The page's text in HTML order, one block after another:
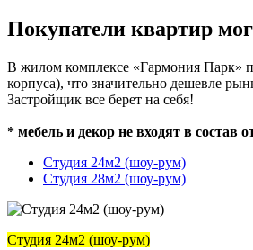
Покупатели квартир
В жилом комплексе «Гармония Парк»
корпуса), что значительно дешевле
Застройщик все берет на себя!
* мебель и декор не входят в состав
Студия 24м2 (шоу-рум)
Студия 28м2 (шоу-рум)
Студия 24м2 (шоу-рум)